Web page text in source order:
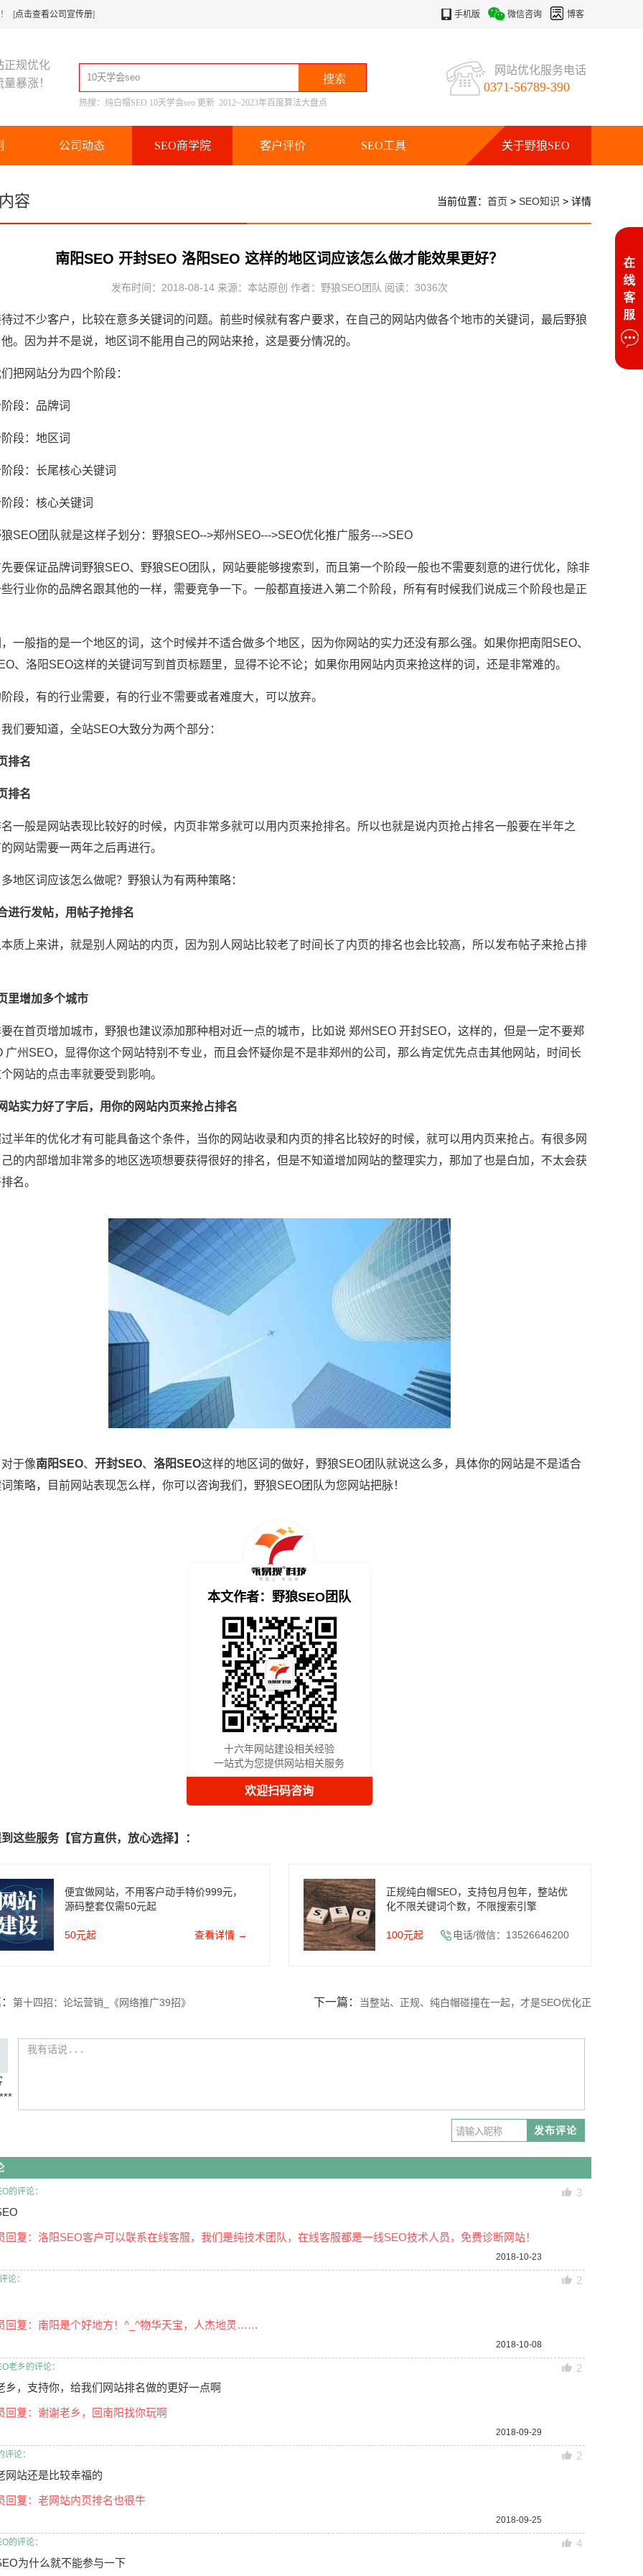
[点击查看公司宣传册] 手机版 微信咨询 博客
正规优化
暴涨！
热搜： 纯白帽SEO 10天学会seo 更新 2012~2023年百度算法大盘点
网站优化服务电话
0371-56789-390
公司动态 SEO商学院 客户评价 SEO工具 关于野狼SEO
容 当前位置： 首页 > SEO知识 > 详情
南阳SEO 开封SEO 洛阳SEO 这样的地区词应该怎么做才能效果更好？
发布时间：2018-08-14 来源：本站原创 作者：野狼SEO团队 阅读： 3036次
过不少客户，比较在意多关键词的问题。前些时候就有客户要求，在自己的网站内做各个地市的关键词，最后野狼
。因为并不是说，地区词不能用自己的网站来抢，这是要分情况的。
把网站分为四个阶段：
段：品牌词
段：地区词
段：长尾核心关键词
段：核心关键词
SEO团队就是这样子划分：野狼SEO-->郑州SEO--->SEO优化推广服务--->SEO
要保证品牌词野狼SEO、野狼SEO团队，网站要能够搜索到，而且第一个阶段一般也不需要刻意的进行优化，除非
行业你的品牌名跟其他的一样，需要竞争一下。一般都直接进入第二个阶段，所有有时候我们说成三个阶段也是正
一般指的是一个地区的词，这个时候并不适合做多个地区，因为你网站的实力还没有那么强。如果你把南阳SEO、
、洛阳SEO这样的关键词写到首页标题里，显得不论不论；如果你用网站内页来抢这样的词，还是非常难的。
段，有的行业需要，有的行业不需要或者难度大，可以放弃。
们要知道，全站SEO大致分为两个部分：
排名
排名
一般是网站表现比较好的时候，内页非常多就可以用内页来抢排名。所以也就是说内页抢占排名一般要在半年之
网站需要一两年之后再进行。
地区词应该怎么做呢？野狼认为有两种策略：
进行发帖，用帖子抢排名
质上来讲，就是别人网站的内页，因为别人网站比较老了时间长了内页的排名也会比较高，所以发布帖子来抢占排
里增加多个城市
在首页增加城市，野狼也建议添加那种相对近一点的城市，比如说 郑州SEO 开封SEO，这样的，但是一定不要郑
广州SEO，显得你这个网站特别不专业，而且会怀疑你是不是非郑州的公司，那么肯定优先点击其他网站，时间长
网站的点击率就要受到影响。
站实力好了字后，用你的网站内页来抢占排名
半年的优化才有可能具备这个条件，当你的网站收录和内页的排名比较好的时候，就可以用内页来抢占。有很多网
的内部增加非常多的地区选项想要获得很好的排名，但是不知道增加网站的整理实力，那加了也是白加，不太会获
名。
于像南阳SEO、 开封SEO、 洛阳SEO这样的地区词的做好，野狼SEO团队就说这么多，具体你的网站是不是适合
策略，目前网站表现怎么样，你可以咨询我们，野狼SEO团队为您网站把脉！
本文作者：野狼SEO团队
十六年网站建设相关经验
一站式为您提供网站相关服务
欢迎扫码咨询
这些服务【官方直供，放心选择】：
便宜做网站，不用客户动手特价999元，
源码整套仅需50元起
50元起 查看详情 →
正规纯白帽SEO，支持包月包年，整站优
化不限关键词个数，不限搜索引擎
100元起 电话/微信：13526646200
第十四招：论坛营销_《网络推广39招》 下一篇：
当整站、正规、纯白帽碰撞在一起，才是SEO优化正
发布评论
的评论：
3
回复：洛阳SEO客户可以联系在线客服，我们是纯技术团队，在线客服都是一线SEO技术人员，免费诊断网站！
2018-10-23
论： 2
回复：南阳是个好地方！^_^物华天宝，人杰地灵……
2018-10-08
老乡的评论：
2
乡，支持你，给我们网站排名做的更好一点啊
回复：谢谢老乡，回南阳找你玩啊
2018-09-29
论：
2
网站还是比较幸福的
回复：老网站内页排名也很牛
2018-09-25
的评论：
4
为什么就不能参与一下